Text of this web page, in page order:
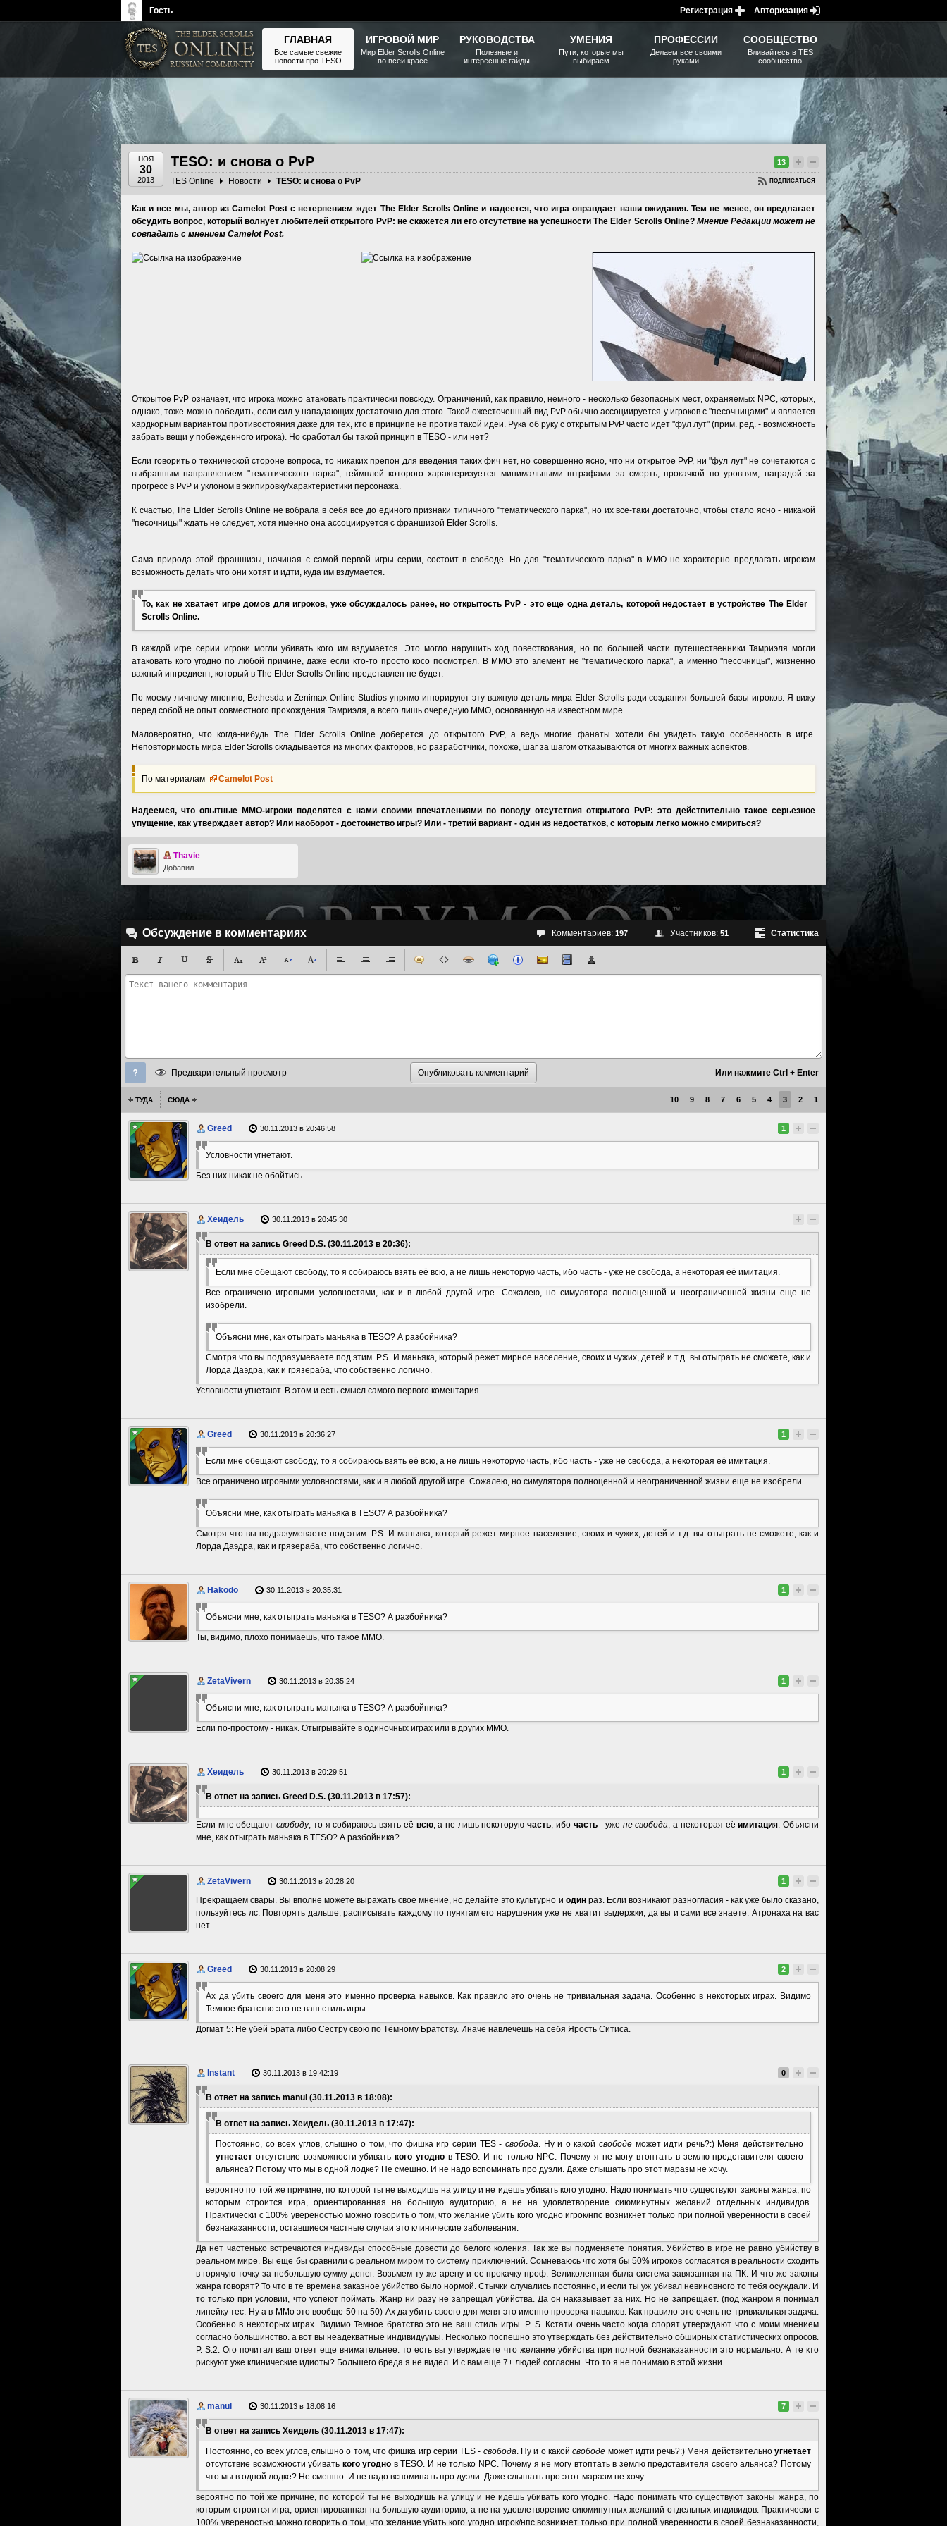
13
ПОДПИСАТЬСЯ
НОЯ
30
2013
TESO: и снова о PvP
TES Online Новости TESO: и снова о PvP
Как и все мы, автор из Camelot Post с нетерпением ждет The Elder Scrolls Online и надеется, что игра оправдает наши ожидания. Тем не менее, он предлагает
обсудить вопрос, который волнует любителей открытого PvP: не скажется ли его отсутствие на успешности The Elder Scrolls Online? Мнение Редакции может не
совпадать с мнением Camelot Post.
Открытое PvP означает, что игрока можно атаковать практически повсюду. Ограничений, как правило, немного - несколько безопасных мест, охраняемых NPC, которых,
однако, тоже можно победить, если сил у нападающих достаточно для этого. Такой ожесточенный вид PvP обычно ассоциируется у игроков с "песочницами" и является
хардкорным вариантом противостояния даже для тех, кто в принципе не против такой идеи. Рука об руку с открытым PvP часто идет "фул лут" (прим. ред. - возможность
забрать вещи у побежденного игрока). Но сработал бы такой принцип в TESO - или нет?
Если говорить о технической стороне вопроса, то никаких препон для введения таких фич нет, но совершенно ясно, что ни открытое PvP, ни "фул лут" не сочетаются с
выбранным направлением "тематического парка", геймплей которого характеризуется минимальными штрафами за смерть, прокачкой по уровням, наградой за
прогресс в PvP и уклоном в экипировку/характеристики персонажа.
К счастью, The Elder Scrolls Online не вобрала в себя все до единого признаки типичного "тематического парка", но их все-таки достаточно, чтобы стало ясно - никакой
"песочницы" ждать не следует, хотя именно она ассоциируется с франшизой Elder Scrolls.
Сама природа этой франшизы, начиная с самой первой игры серии, состоит в свободе. Но для "тематического парка" в ММО не характерно предлагать игрокам
возможность делать что они хотят и идти, куда им вздумается.
То, как не хватает игре домов для игроков, уже обсуждалось ранее, но открытость PvP - это еще одна деталь, которой недостает в устройстве The Elder
Scrolls Online.
В каждой игре серии игроки могли убивать кого им вздумается. Это могло нарушить ход повествования, но по большей части путешественники Тамриэля могли
атаковать кого угодно по любой причине, даже если кто-то просто косо посмотрел. В ММО это элемент не "тематического парка", а именно "песочницы", жизненно
важный ингредиент, который в The Elder Scrolls Online представлен не будет.
По моему личному мнению, Bethesda и Zenimax Online Studios упрямо игнорируют эту важную деталь мира Elder Scrolls ради создания большей базы игроков. Я вижу
перед собой не опыт совместного прохождения Тамриэля, а всего лишь очередную ММО, основанную на известном мире.
Маловероятно, что когда-нибудь The Elder Scrolls Online доберется до открытого PvP, а ведь многие фанаты хотели бы увидеть такую особенность в игре.
Неповторимость мира Elder Scrolls складывается из многих факторов, но разработчики, похоже, шаг за шагом отказываются от многих важных аспектов.
По материалам Camelot Post
Надеемся, что опытные ММО-игроки поделятся с нами своими впечатлениями по поводу отсутствия открытого PvP: это действительно такое серьезное
упущение, как утверждает автор? Или наоборот - достоинство игры? Или - третий вариант - один из недостатков, с которым легко можно смириться?
Thavie
Добавил
Комментариев: 197 Участников: 51 Статистика
Обсуждение в комментариях
Предварительный просмотр
10 9 8 7 6 5 4 3 2 1
ТУДА СЮДА
1
Greed 30.11.2013 в 20:46:58
Условности угнетают.
Без них никак не обойтись.
Хеидель 30.11.2013 в 20:45:30
В ответ на запись Greed D.S. (30.11.2013 в 20:36):
Если мне обещают свободу, то я собираюсь взять её всю, а не лишь некоторую часть, ибо часть - уже не свобода, а некоторая её имитация.
Все ограничено игровыми условностями, как и в любой другой игре. Сожалею, но симулятора полноценной и неограниченной жизни еще не
изобрели.
Объясни мне, как отыграть маньяка в TESO? А разбойника?
Смотря что вы подразумеваете под этим. P.S. И маньяка, который режет мирное население, своих и чужих, детей и т.д. вы отыграть не сможете, как и
Лорда Даэдра, как и грязераба, что собственно логично.
Условности угнетают. В этом и есть смысл самого первого коментария.
1
Greed 30.11.2013 в 20:36:27
Если мне обещают свободу, то я собираюсь взять её всю, а не лишь некоторую часть, ибо часть - уже не свобода, а некоторая её имитация.
Все ограничено игровыми условностями, как и в любой другой игре. Сожалею, но симулятора полноценной и неограниченной жизни еще не изобрели.
Объясни мне, как отыграть маньяка в TESO? А разбойника?
Смотря что вы подразумеваете под этим. P.S. И маньяка, который режет мирное население, своих и чужих, детей и т.д. вы отыграть не сможете, как и
Лорда Даэдра, как и грязераба, что собственно логично.
1
Hakodo 30.11.2013 в 20:35:31
Объясни мне, как отыграть маньяка в TESO? А разбойника?
Ты, видимо, плохо понимаешь, что такое ММО.
1
ZetaVivern 30.11.2013 в 20:35:24
Объясни мне, как отыграть маньяка в TESO? А разбойника?
Если по-простому - никак. Отыгрывайте в одиночных играх или в других ММО.
1
Хеидель 30.11.2013 в 20:29:51
В ответ на запись Greed D.S. (30.11.2013 в 17:57):
Если мне обещаютсвободу, то я собираюсь взять её всю, а не лишь некоторуючасть , ибо часть- уже не свобода , а некоторая еёимитация . Объясни
мне, как отыграть маньяка в TESO? А разбойника?
1
ZetaVivern 30.11.2013 в 20:28:20
Прекращаем свары. Вы вполне можете выражать свое мнение, но делайте это культурно и одинраз. Если возникают разногласия - как уже было сказано,
пользуйтесь лс. Повторять дальше, расписывать каждому по пунктам его нарушения уже не хватит выдержки, да вы и сами все знаете. Атронаха на вас
нет...
2
Greed 30.11.2013 в 20:08:29
Ах да убить своего для меня это именно проверка навыков. Как правило это очень не тривиальная задача. Особенно в некоторых играх. Видимо
Темное братство это не ваш стиль игры.
Догмат 5: Не убей Брата либо Сестру свою по Тёмному Братству. Иначе навлечешь на себя Ярость Ситиса.
0
Instant 30.11.2013 в 19:42:19
В ответ на запись manul (30.11.2013 в 18:08):
В ответ на запись Хеидель (30.11.2013 в 17:47):
Постоянно, со всех углов, слышно о том, что фишка игр серии TES - свобода . Ну и о какой свободеможет идти речь?:) Меня действительно
угнетает отсутствие возможности убивать кого угоднов TESO. И не только NPC. Почему я не могу втоптать в землю представителя своего
альянса? Потому что мы в одной лодке? Не смешно. И не надо вспоминать про дуэли. Даже слышать про этот маразм не хочу.
вероятно по той же причине, по которой ты не выходишь на улицу и не идешь убивать кого угодно. Надо понимать что существуют законы жанра, по
которым строится игра, ориентированная на большую аудиторию, а не на удовлетворение сиюминутных желаний отдельных индивидов.
Практически с 100% увереностью можно говорить о том, что желание убить кого угодно игрок/нпс возникнет только при полной уверенности в своей
безнаказанности, оставшиеся частные случаи это клинические заболевания.
Да нет частенько встречаются индивиды способные довести до белого коления. Так же вы подменяете понятия. Убийство в игре не равно убийству в
реальном мире. Вы еще бы сравнили с реальном миром то систему приключений. Сомневаюсь что хотя бы 50% игроков согласятся в реальности сходить
в горячую точку за небольшую сумму денег. Возьмем ту же арену и ее прокачку проф. Великолепная была система завязанная на ПК. И что же законы
жанра говорят? То что в те времена заказное убийство было нормой. Стычки случались постоянно, и если ты уж убивал невиновного то тебя осуждали. И
то только при условии, что успеют поймать. Жанр ни разу не запрещал убийства. Да он наказывает за них. Но не запрещает. (под жанром я понимал
линейку тес. Ну а в ММо это вообще 50 на 50) Ах да убить своего для меня это именно проверка навыков. Как правило это очень не тривиальная задача.
Особенно в некоторых играх. Видимо Темное братство это не ваш стиль игры. P. S. Кстати очень часто когда спорят утверждают что с моим мнением
согласно большинство. а вот вы неадекватные индивидуумы. Несколько поспешно это утверждать без действительно обширных статистических опросов.
P. S.2. Ого почитал ваш ответ еще внимательнее. то есть вы утверждаете что желание убийства при полной безнаказанности это нормально. А те кто
рискуют уже клинические идиоты? Большего бреда я не видел. И с вам еще 7+ людей согласны. Что то я не понимаю в этой жизни.
7
manul 30.11.2013 в 18:08:16
В ответ на запись Хеидель (30.11.2013 в 17:47):
Постоянно, со всех углов, слышно о том, что фишка игр серии TES - свобода . Ну и о какойсвободе может идти речь?:) Меня действительноугнетает
отсутствие возможности убивать кого угодно в TESO. И не только NPC. Почему я не могу втоптать в землю представителя своего альянса? Потому
что мы в одной лодке? Не смешно. И не надо вспоминать про дуэли. Даже слышать про этот маразм не хочу.
вероятно по той же причине, по которой ты не выходишь на улицу и не идешь убивать кого угодно. Надо понимать что существуют законы жанра, по
которым строится игра, ориентированная на большую аудиторию, а не на удовлетворение сиюминутных желаний отдельных индивидов. Практически с
100% увереностью можно говорить о том, что желание убить кого угодно игрок/нпс возникнет только при полной уверенности в своей безнаказанности,
The Elder Scrolls, Fallout,
Bethesda Softworks - статьи,
новости, дополнения
ГЛАВНАЯ
Все самые свежие
новости про TESO
ИГРОВОЙ МИР
Мир Elder Scrolls Online
во всей красе
РУКОВОДСТВА
Полезные и
интересные гайды
УМЕНИЯ
Пути, которые мы
выбираем
ПРОФЕССИИ
Делаем все своими
руками
СООБЩЕСТВО
Вливайтесь в TES
сообщество
Авторизация
Регистрация
Гость